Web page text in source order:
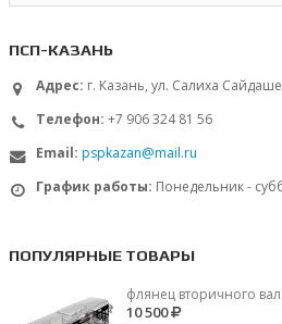
ПСП-КАЗАНЬ
Адрес: г. Казань, ул. Салиха
Телефон: +7 906 324 81 56
Email: pspkazan@mail.ru
График работы: Понедельник -
ПОПУЛЯРНЫЕ ТОВАРЫ
флянец вторичного
10 500